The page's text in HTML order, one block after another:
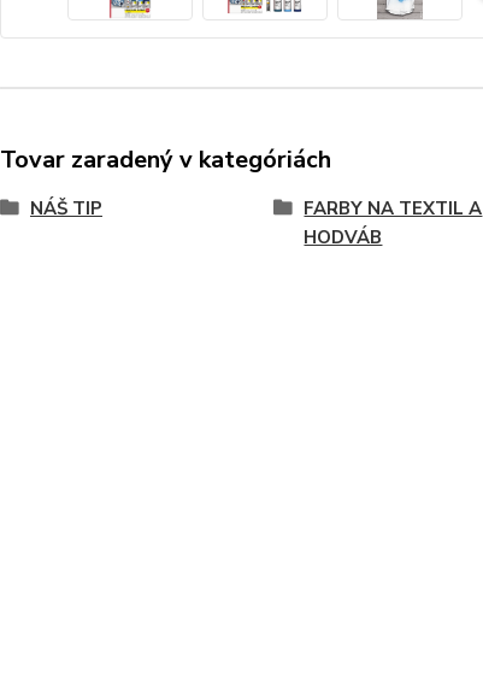
Tovar zaradený v kategóriách
NÁŠ TIP
FARBY NA TEXTIL A
HODVÁB